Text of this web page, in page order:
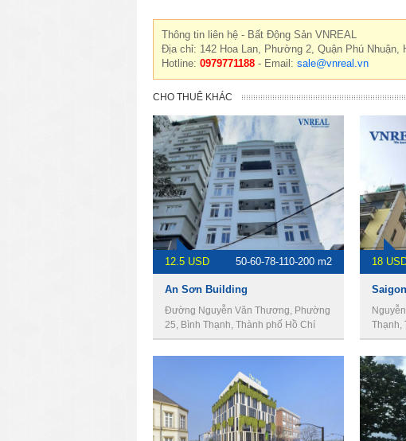
Thông tin liên hệ - Bất Động Sản VNREAL
Địa chỉ: 142 Hoa Lan, Phường 2, Quận Phú Nhuận,
Hotline: 0979771188 - Email: sale@vnreal.vn
CHO THUÊ KHÁC
12.5 USD 50-60-78-110-200 m2
An Sơn Building
Đường Nguyễn Văn Thương, Phường
25, Bình Thạnh, Thành phố Hồ Chí
Minh, Việt Nam
18
Thạnh,
Nam